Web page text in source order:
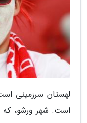
لهستان سرزمینی
است. شهر ورشو، که